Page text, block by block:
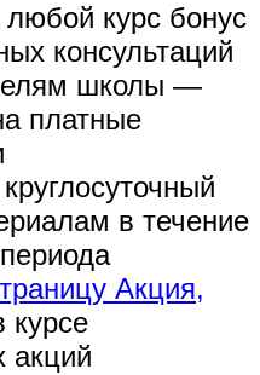
курс бонус
консультаций
школы —
платные
в течение
Акция,
курсе
акций